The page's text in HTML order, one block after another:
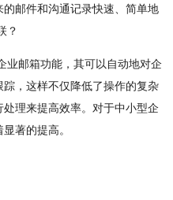
邮件和沟通记录快速、简单地
？
业邮箱功能，其可以自动地对企
，这样不仅降低了操作的复杂
理来提高效率。对于中小型企
著的提高。